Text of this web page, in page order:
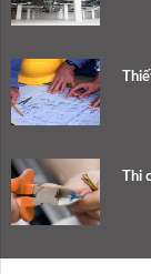
Thi